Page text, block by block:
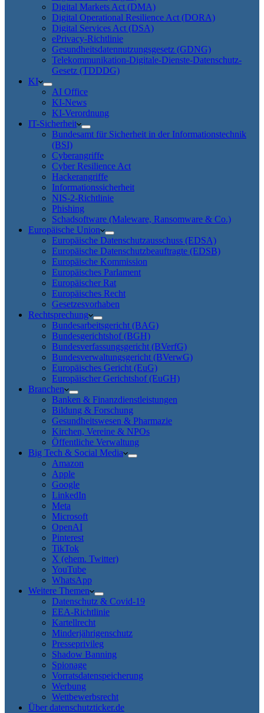
Digital Markets Act (DMA)
Digital Operational Resilience Act (DORA)
Digital Services Act (DSA)
ePrivacy-Richtlinie
Gesundheitsdatennutzungsgesetz (GDNG)
Telekommunikation-Digitale-Dienste-Datenschutz-
Gesetz (TDDDG)
KI
AI Office
KI-News
KI-Verordnung
IT-Sicherheit
Bundesamt für Sicherheit in der Informationstechnik
(BSI)
Cyberangriffe
Cyber Resilience Act
Hackerangriffe
Informationssicherheit
NIS-2-Richtlinie
Phishing
Schadsoftware (Maleware, Ransomware & Co.)
Europäische Union
Europäische Datenschutzausschuss (EDSA)
Europäische Datenschutzbeauftragte (EDSB)
Europäische Kommission
Europäisches Parlament
Europäischer Rat
Europäisches Recht
Gesetzesvorhaben
Rechtsprechung
Bundesarbeitsgericht (BAG)
Bundesgerichtshof (BGH)
Bundesverfassungsgericht (BVerfG)
Bundesverwaltungsgericht (BVerwG)
Europäisches Gericht (EuG)
Europäischer Gerichtshof (EuGH)
Branchen
Banken & Finanzdienstleistungen
Bildung & Forschung
Gesundheitswesen & Pharmazie
Kirchen, Vereine & NPOs
Öffentliche Verwaltung
Big Tech & Social Media
Amazon
Apple
Google
LinkedIn
Meta
Microsoft
OpenAI
Pinterest
TikTok
X (ehem. Twitter)
YouTube
WhatsApp
Weitere Themen
Datenschutz & Covid-19
EEA-Richtlinie
Kartellrecht
Minderjährigenschutz
Presseprivileg
Shadow Banning
Spionage
Vorratsdatenspeicherung
Werbung
Wettbewerbsrecht
Über datenschutzticker.de